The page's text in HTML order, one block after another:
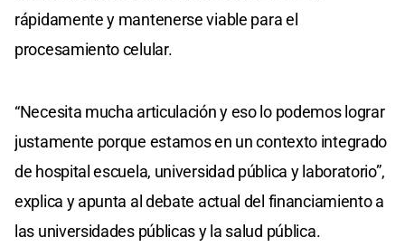
rápidamente y mantenerse viable para el
procesamiento celular.
“Necesita mucha articulación y eso lo podemos lograr
justamente porque estamos en un contexto integrado
de hospital escuela, universidad pública y laboratorio”,
explica y apunta al debate actual del financiamiento a
las universidades públicas y la salud pública.